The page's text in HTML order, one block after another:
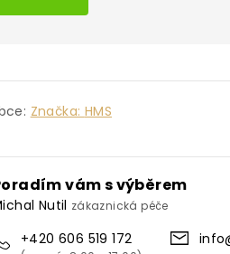
Značka: HMS
vám s výběrem
Nutil zákaznická péče
+420 606 519 172